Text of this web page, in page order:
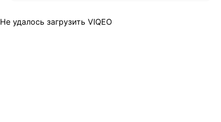
Не удалось загрузить VIQEO